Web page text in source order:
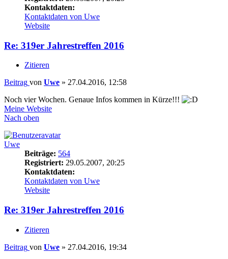
Kontaktdaten:
Kontaktdaten von Uwe
Website
Re: 319er Jahrestreffen 2016
Zitieren
Beitrag von Uwe » 27.04.2016, 12:58
Noch vier Wochen. Genaue Infos kommen in Kürze!!!
Meine Website
Nach oben
Uwe
Beiträge: 564
Registriert: 29.05.2007, 20:25
Kontaktdaten:
Kontaktdaten von Uwe
Website
Re: 319er Jahrestreffen 2016
Zitieren
Beitrag von Uwe » 27.04.2016, 19:34